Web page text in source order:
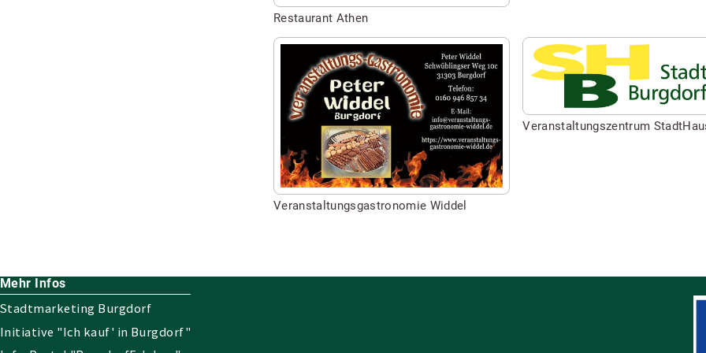
Restaurant Athen
Seite
besuchen
von
Veranstaltungsgastronomie
Veranstaltungsgastronomie Widdel
Seite
besuchen
Veranstaltungszentrum
StadtHaus
Veranstaltungszentrum
Mehr Infos
Stadtmarketing Burgdorf
Initiative "Ich kauf' in Burgdorf"